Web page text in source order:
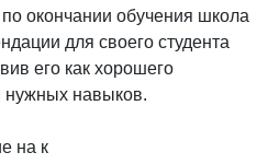
окончании обучения школа
для своего студента
его как хорошего
нужных навыков.
на к